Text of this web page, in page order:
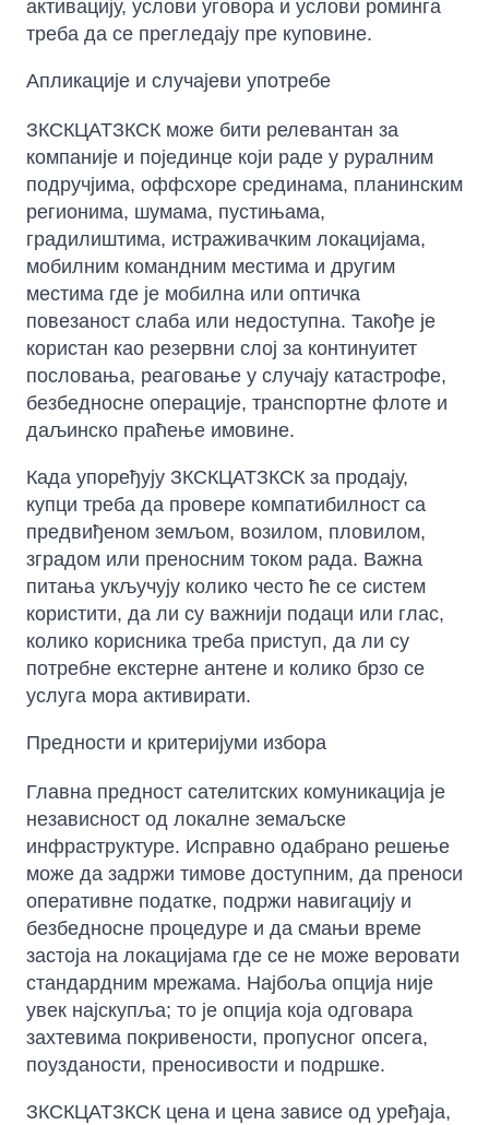
активацију, услови уговора и услови роминга
треба да се прегледају пре куповине.
Апликације и случајеви употребе
ЗКСКЦАТЗКСК може бити релевантан за
компаније и појединце који раде у руралним
подручјима, оффсхоре срединама, планинским
регионима, шумама, пустињама,
градилиштима, истраживачким локацијама,
мобилним командним местима и другим
местима где је мобилна или оптичка
повезаност слаба или недоступна. Такође је
користан као резервни слој за континуитет
пословања, реаговање у случају катастрофе,
безбедносне операције, транспортне флоте и
даљинско праћење имовине.
Када упоређују ЗКСКЦАТЗКСК за продају,
купци треба да провере компатибилност са
предвиђеном земљом, возилом, пловилом,
зградом или преносним током рада. Важна
питања укључују колико често ће се систем
користити, да ли су важнији подаци или глас,
колико корисника треба приступ, да ли су
потребне екстерне антене и колико брзо се
услуга мора активирати.
Предности и критеријуми избора
Главна предност сателитских комуникација је
независност од локалне земаљске
инфраструктуре. Исправно одабрано решење
може да задржи тимове доступним, да преноси
оперативне податке, подржи навигацију и
безбедносне процедуре и да смањи време
застоја на локацијама где се не може веровати
стандардним мрежама. Најбоља опција није
увек најскупља; то је опција која одговара
захтевима покривености, пропусног опсега,
поузданости, преносивости и подршке.
ЗКСКЦАТЗКСК цена и цена зависе од уређаја,